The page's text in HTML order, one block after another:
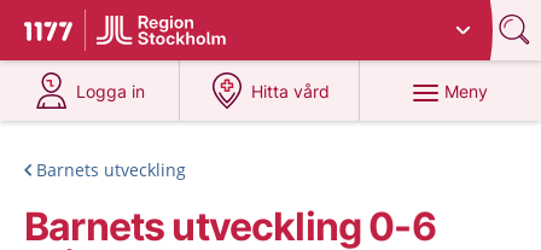
Till startsidan för 1177
Du har valt region
Logga in
på 1177.se
Hitta vård
på 1177.se
Meny
Barnets utveckling
Barnets utveckling 0-6